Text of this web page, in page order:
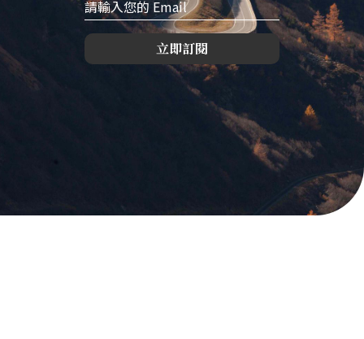
立即訂閱